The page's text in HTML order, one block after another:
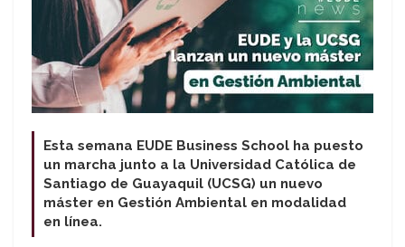
Esta semana EUDE Business School ha puesto
un marcha junto a la Universidad Católica de
Santiago de Guayaquil (UCSG) un nuevo
máster en Gestión Ambiental en modalidad
en línea.